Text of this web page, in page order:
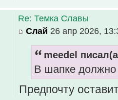
Re: Темка Славы
Слай 26 апр 2026,
meedel
В шапке должно
Предпочту